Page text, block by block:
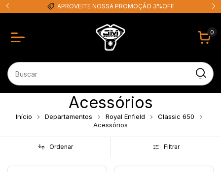
APROVEITE NOSSA PROMOÇÃO 3%OFF
0
Acessórios
Início Departamentos Royal Enfield
Classic 650
Acessórios
Ordenar Filtrar